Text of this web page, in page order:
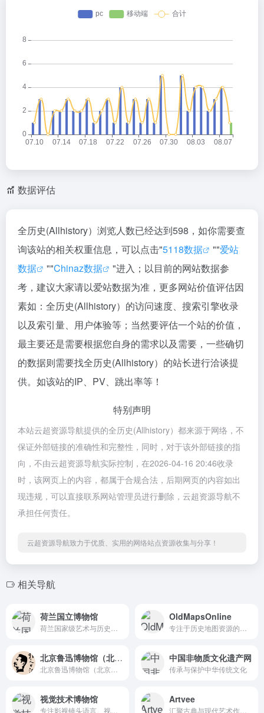
数据评估
全历史(Allhistory）浏览人数已经达到598，如你需要查
询该站的相关权重信息，可以点击"5118数据 ""爱站
数据
""Chinaz数据
"进入；以目前的网站数据参
考，建议大家请以爱站数据为准，更多网站价值评估因
素如：全历史(Allhistory）的访问速度、搜索引擎收录
以及索引量、用户体验等；当然要评估一个站的价值，
最主要还是需要根据您自身的需求以及需要，一些确切
的数据则需要找全历史(Allhistory）的站长进行洽谈提
供。如该站的IP、PV、跳出率等！
特别声明
本站云超资源导航提供的全历史(Allhistory）都来源于网络，不
保证外部链接的准确性和完整性，同时，对于该外部链接的指
向，不由云超资源导航实际控制，在2026-04-16 20:46收录
时，该网页上的内容，都属于合规合法，后期网页的内容如出
现违规，可以直接联系网站管理员进行删除，云超资源导航不
承担任何责任。
云超资源导航致力于优质、实用的网络站点资源收集与分享！
相关导航
荷兰国立博物馆 OldMapsOnline
北京鲁迅博物馆（北京新文化运动纪念馆） 中国非物质文化遗产网
传承与保护中华传统文化
视觉技术博物馆 Artvee